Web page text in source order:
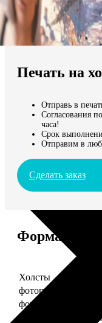
Мы доставляем по
Печать на
Отправь в
Согласования
часа!
Срок
Отправим в
Сделать заказ
Форматы и
Холсты
фотопечать на
фотопечать на
фотопечать на